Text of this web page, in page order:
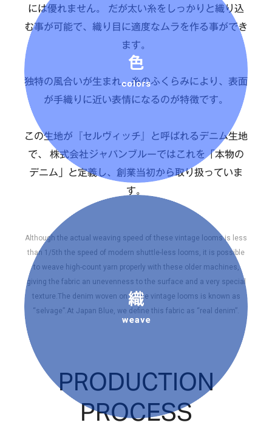
には優れません。
だが太い糸をしっかりと織り込
む事が可能で、織り目に適度なムラを作る事ができ
ます。
独特の風合いが生まれ、糸のふくらみにより、表面
が手織りに近い表情になるのが特徴です。
この生地が『セルヴィッチ』と呼ばれるデニム生地
で、
株式会社ジャパンブルーではこれを「本物の
デニム」と定義し、創業当初から取り扱っていま
す。
Although the actual weaving speed of these vintage looms is less
than 1/5th the speed of modern shuttle-less looms, it is possible
to weave high-count yarn properly with these older machines,
giving the fabric an unevenness to the surface and a very special
texture.The denim woven on these vintage looms is known as
“selvage”.At Japan Blue, we define this fabric as “real denim”.
PRODUCTION
PROCESS